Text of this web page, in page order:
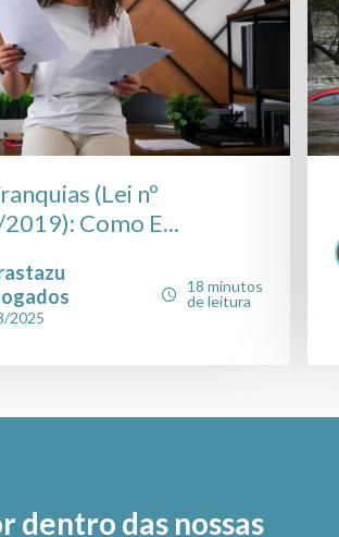
(Lei nº
Como E...
2025
18 minutos
de leitura
dentro das nossas